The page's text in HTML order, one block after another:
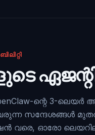
ന്റെ 3-ലെയർ
സന്ദേശങ്ങൾ
ഓരോ